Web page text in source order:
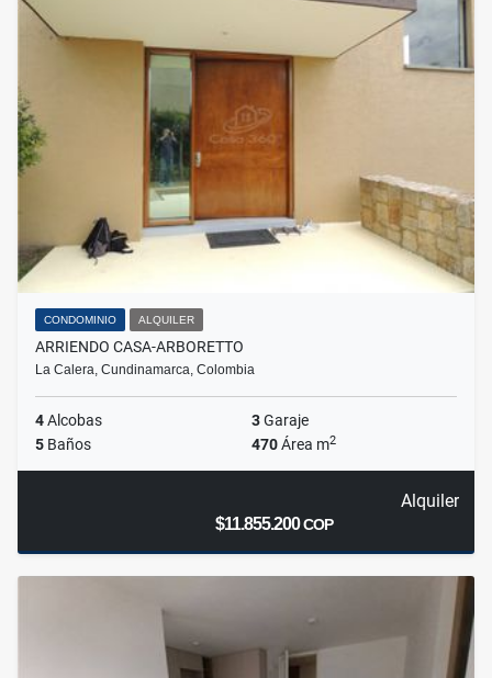
CONDOMINIO ALQUILER
ARRIENDO CASA-ARBORETTO
La Calera, Cundinamarca, Colombia
4Alcobas 3Garaje
5 Baños 470Área m2
Alquiler
$11.855.200COP